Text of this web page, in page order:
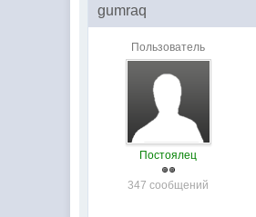
gumraq
Пользователь
Постоялец
347 сообщений